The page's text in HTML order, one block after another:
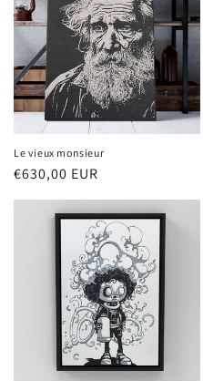
Le vieux monsieur
Prix
€630,00 EUR